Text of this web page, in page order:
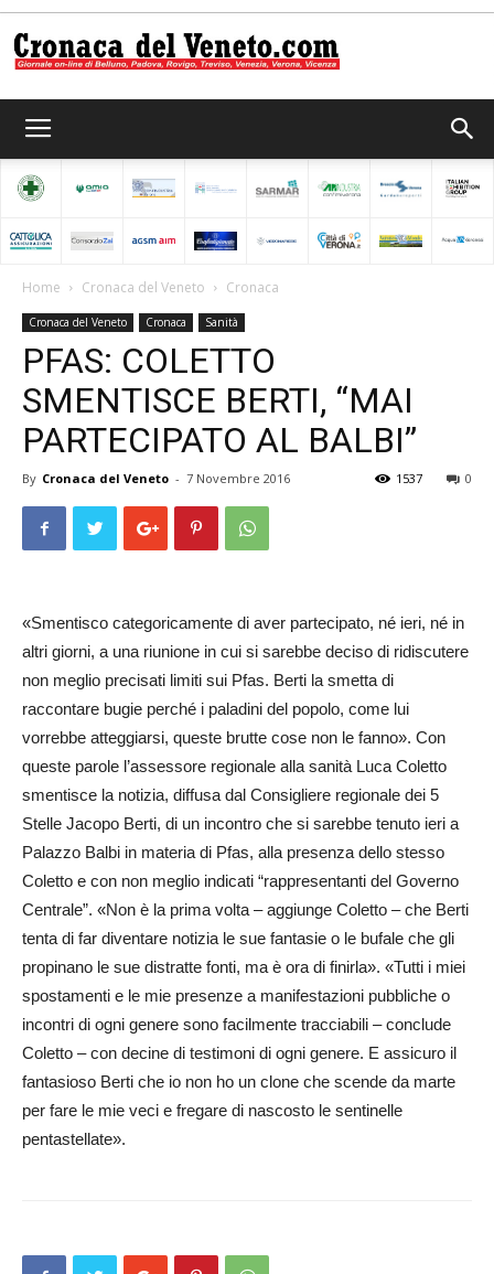
del
Home Cronaca del Veneto Cronaca
Cronaca del Veneto Cronaca Sanità
PFAS: COLETTO
SMENTISCE BERTI, “MAI
PARTECIPATO AL BALBI”
By Cronaca del Veneto - 7 Novembre 2016 0
1537
«Smentisco categoricamente di aver partecipato, né ieri, né in
altri giorni, a una riunione in cui si sarebbe deciso di ridiscutere
non meglio precisati limiti sui Pfas. Berti la smetta di
raccontare bugie perché i paladini del popolo, come lui
vorrebbe atteggiarsi, queste brutte cose non le fanno». Con
queste parole l’assessore regionale alla sanità Luca Coletto
smentisce la notizia, diffusa dal Consigliere regionale dei 5
Stelle Jacopo Berti, di un incontro che si sarebbe tenuto ieri a
Palazzo Balbi in materia di Pfas, alla presenza dello stesso
Coletto e con non meglio indicati “rappresentanti del Governo
Centrale”. «Non è la prima volta – aggiunge Coletto – che Berti
tenta di far diventare notizia le sue fantasie o le bufale che gli
propinano le sue distratte fonti, ma è ora di finirla». «Tutti i miei
spostamenti e le mie presenze a manifestazioni pubbliche o
incontri di ogni genere sono facilmente tracciabili – conclude
Coletto – con decine di testimoni di ogni genere. E assicuro il
fantasioso Berti che io non ho un clone che scende da marte
per fare le mie veci e fregare di nascosto le sentinelle
pentastellate».